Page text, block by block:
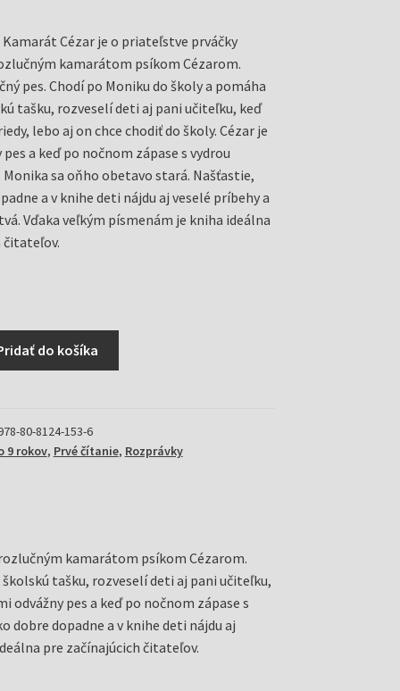
€.
je:
11,90 €.
Cézar je o priateľstve prváčky
kamarátom psíkom Cézarom.
pes. Chodí po Moniku do školy a pomáha
tašku, rozveselí deti aj pani učiteľku, keď
lebo aj on chce chodiť do školy. Cézar je
a keď po nočnom zápase s vydrou
sa oňho obetavo stará. Našťastie,
a v knihe deti nájdu aj veselé príbehy a
Vďaka veľkým písmenám je kniha ideálna
čitateľov.
do košíka
80-8124-153-6
9 rokov, Prvé čítanie, Rozprávky
kamarátom psíkom Cézarom.
tašku, rozveselí deti aj pani učiteľku,
odvážny pes a keď po nočnom zápase s
dobre dopadne a v knihe deti nájdu aj
pre začínajúcich čitateľov.